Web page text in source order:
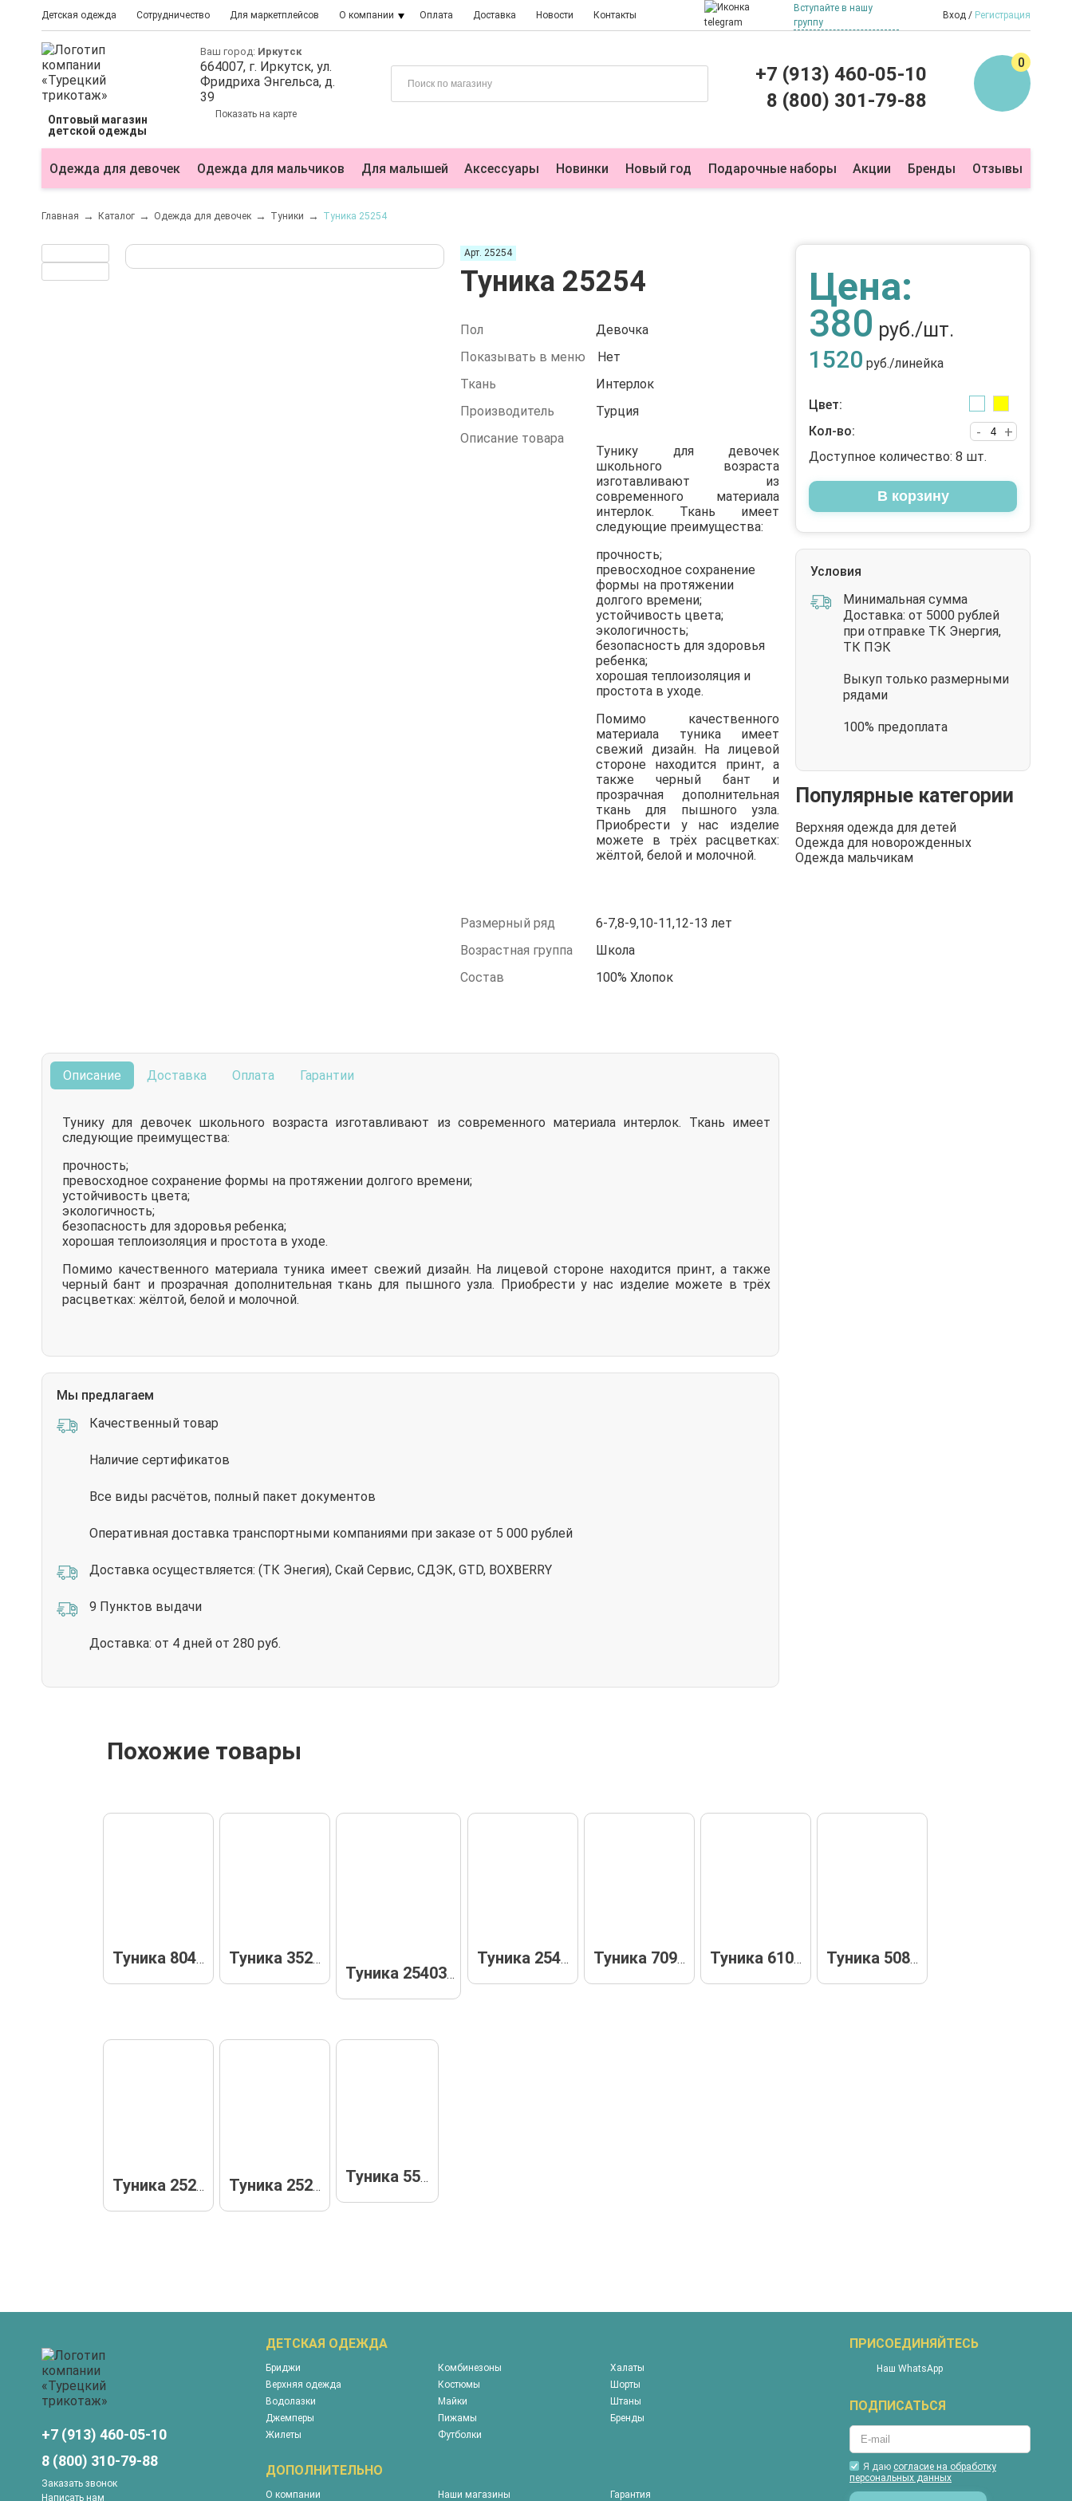
Детская одежда Сотрудничество Для маркетплейсов О компании Оплата Доставка Новости Контакты
Вступайте в нашу
группу
Вход Регистрация
Оптовый магазин
детской одежды
Ваш город: Иркутск
664007, г. Иркутск, ул.
Фридриха Энгельса, д.
39
Показать на карте
+7 (913) 460-05-10
8 (800) 301-79-88
0
Одежда для девочек Одежда для мальчиков Для малышей Аксессуары Новинки Новый год Подарочные наборы Акции Бренды Отзывы
Главная Каталог Одежда для девочек Туники Туника 25254
Арт. 25254
Туника 25254
Пол
Девочка
Показывать в меню
Нет
Ткань
Интерлок
Производитель
Турция
Описание товара
Тунику для девочек
школьного возраста
изготавливают из
современного материала
интерлок. Ткань имеет
следующие преимущества:
прочность;
превосходное сохранение
формы на протяжении
долгого времени;
устойчивость цвета;
экологичность;
безопасность для здоровья
ребенка;
хорошая теплоизоляция и
простота в уходе.
Помимо качественного
материала туника имеет
свежий дизайн. На лицевой
стороне находится принт, а
также черный бант и
прозрачная дополнительная
ткань для пышного узла.
Приобрести у нас изделие
можете в трёх расцветках:
жёлтой, белой и молочной.
Размерный ряд
6-7,8-9,10-11,12-13 лет
Возрастная группа
Школа
Состав
100% Хлопок
Цена:
380 руб./шт.
1520 руб./линейка
Цвет:
Кол-во:
+
-
Доступное количество: 8 шт.
В корзину
Условия
Минимальная сумма
Доставка: от 5000 рублей
при отправке ТК Энергия,
ТК ПЭК
Выкуп только размерными
рядами
100% предоплата
Популярные категории
Верхняя одежда для детей
Одежда для новорожденных
Одежда мальчикам
Описание Доставка Оплата Гарантии
Тунику для девочек школьного возраста изготавливают из современного материала интерлок. Ткань имеет
следующие преимущества:
прочность;
превосходное сохранение формы на протяжении долгого времени;
устойчивость цвета;
экологичность;
безопасность для здоровья ребенка;
хорошая теплоизоляция и простота в уходе.
Помимо качественного материала туника имеет свежий дизайн. На лицевой стороне находится принт, а также
черный бант и прозрачная дополнительная ткань для пышного узла. Приобрести у нас изделие можете в трёх
расцветках: жёлтой, белой и молочной.
Мы предлагаем
Качественный товар
Наличие сертификатов
Все виды расчётов, полный пакет документов
Оперативная доставка транспортными компаниями при заказе от 5 000 рублей
Доставка осуществляется: (ТК Энегия), Скай Сервис, СДЭК, GTD, BOXBERRY
9 Пунктов выдачи
Доставка: от 4 дней от 280 руб.
Похожие товары
Туника 80460
Туника 35227
Туника 25403-к
Туника 25402 Туника 70960 Туника 61027 Туника 50852
Туника 25280 Туника 25263
Туника 5575
+7 (913) 460-05-10
8 (800) 310-79-88
Заказать звонок
Написать нам
ДЕТСКАЯ ОДЕЖДА
Бриджи
Верхняя одежда
Водолазки
Джемперы
Жилеты
Комбинезоны
Костюмы
Майки
Пижамы
Футболки
Халаты
Шорты
Штаны
Бренды
ДОПОЛНИТЕЛЬНО
О компании Наши магазины Гарантия
ПРИСОЕДИНЯЙТЕСЬ
Наш WhatsApp
ПОДПИСАТЬСЯ
Я даю согласие на обработку
персональных данных